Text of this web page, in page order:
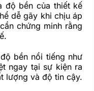
độ bền của thiết kế
dễ gãy khi chịu áp
chứng minh rằng
bền nổi tiếng như
ngay tại sự kiện ra
lượng và độ tin cậy.